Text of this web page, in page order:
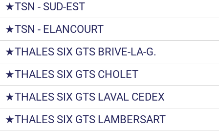
★TSN - SUD-EST
★TSN - ELANCOURT
★THALES SIX GTS BRIVE-LA-G.
★THALES SIX GTS CHOLET
★THALES SIX GTS LAVAL CEDEX
★THALES SIX GTS LAMBERSART